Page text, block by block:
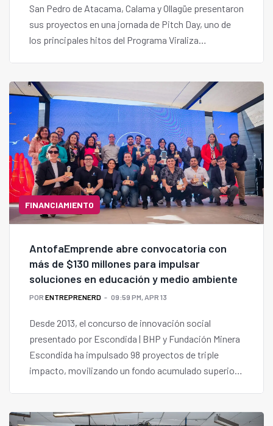
San Pedro de Atacama, Calama y Ollagüe presentaron
sus proyectos en una jornada de Pitch Day, uno de
los principales hitos del Programa Viraliza
FINANCIAMIENTO
AntofaEmprende abre convocatoria con
más de $130 millones para impulsar
soluciones en educación y medio ambiente
POR ENTREPRENERD 09:59 PM, APR 13
Desde 2013, el concurso de innovación social
presentado por Escondida | BHP y Fundación Minera
Escondida ha impulsado 98 proyectos de triple
impacto, movilizando un fondo acumulado superior